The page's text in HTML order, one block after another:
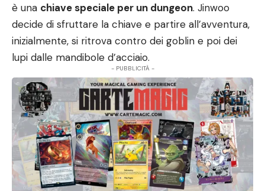
è una chiave speciale per un dungeon. Jinwoo
decide di sfruttare la chiave e partire all’avventura,
inizialmente, si ritrova contro dei goblin e poi dei
lupi dalle mandibole d’acciaio.
- PUBBLICITÀ -